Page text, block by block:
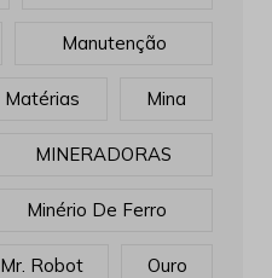
Manutenção
Matérias Mina
MINERADORAS
Minério De Ferro
Mr. Robot Ouro